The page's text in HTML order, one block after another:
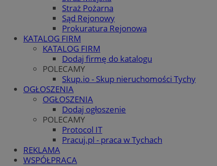
Straż Pożarna
Sąd Rejonowy
Prokuratura Rejonowa
KATALOG FIRM
KATALOG FIRM
Dodaj firmę do katalogu
POLECAMY
Skup.io - Skup nieruchomości Tychy
OGŁOSZENIA
OGŁOSZENIA
Dodaj ogłoszenie
POLECAMY
Protocol IT
Pracuj.pl - praca w Tychach
REKLAMA
WSPÓŁPRACA